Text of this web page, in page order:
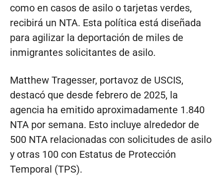
como en casos de asilo o tarjetas verdes,
recibirá un NTA. Esta política está diseñada
para agilizar la deportación de miles de
inmigrantes solicitantes de asilo.
Matthew Tragesser, portavoz de USCIS,
destacó que desde febrero de 2025, la
agencia ha emitido aproximadamente 1.840
NTA por semana. Esto incluye alrededor de
500 NTA relacionadas con solicitudes de asilo
y otras 100 con Estatus de Protección
Temporal (TPS).